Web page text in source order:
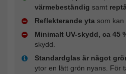
värmebeständig samt
Reflekterande yta som kan
Minimalt UV-skydd, ca 45
skydd.
Standardglas är något
ytor en lätt grön nyans. För